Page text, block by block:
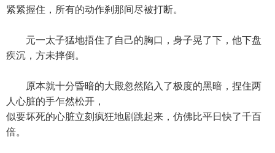
紧紧握住，所有的动作刹那间尽被打断。
元一太子猛地捂住了自己的胸口，身子晃了下，他下盘
疾沉，方未摔倒。
原本就十分昏暗的大殿忽然陷入了极度的黑暗，捏住两
人心脏的手乍然松开，
似要坏死的心脏立刻疯狂地剧跳起来，仿佛比平日快了千百
倍。